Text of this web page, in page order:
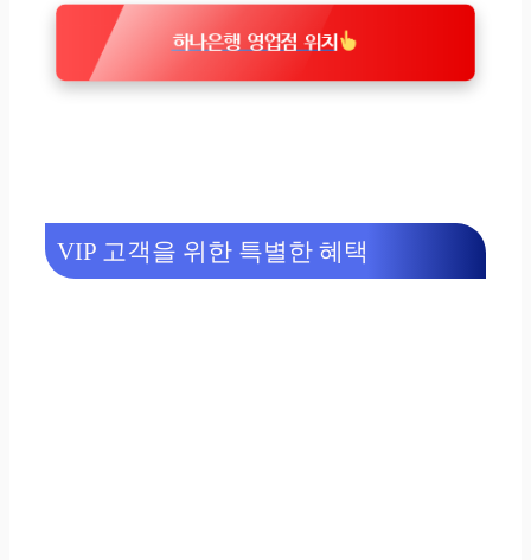
하나은행 영업점 위치
VIP 고객을 위한 특별한 혜택